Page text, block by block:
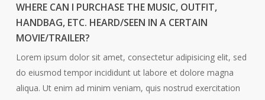
WHERE CAN I PURCHASE THE MUSIC, OUTFIT,
HANDBAG, ETC. HEARD/SEEN IN A CERTAIN
MOVIE/TRAILER?
Lorem ipsum dolor sit amet, consectetur adipisicing elit, sed
do eiusmod tempor incididunt ut labore et dolore magna
aliqua. Ut enim ad minim veniam, quis nostrud exercitation